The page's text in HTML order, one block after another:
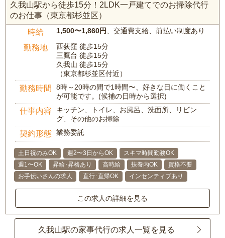
久我山駅から徒歩15分！2LDK一戸建てでのお掃除代行
のお仕事（東京都杉並区）
時給 1,500〜1,860円、交通費支給、前払い制度あり
勤務地
西荻窪 徒歩15分
三鷹台 徒歩15分
久我山 徒歩15分
（東京都杉並区付近）
勤務時間
8時～20時の間で1時間〜、好きな日に働くこと
が可能です。(候補の日時から選択)
仕事内容
キッチン、トイレ、お風呂、洗面所、リビン
グ、その他のお掃除
契約形態 業務委託
土日祝のみOK 週2〜3日からOK
スキマ時間勤務OK
週1〜OK
昇給･昇格あり 高時給 扶養内OK
資格不要
お手伝いさんの求人
直行･直帰OK インセンティブあり
この求人の詳細を見る
久我山駅の家事代行の求人一覧を見る